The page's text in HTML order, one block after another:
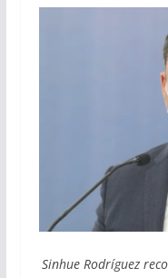
Sinhue Rodríguez